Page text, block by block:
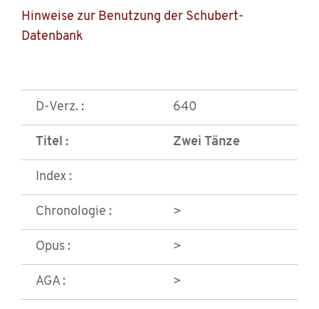
Hinweise zur Benutzung der Schubert-
Datenbank
D-Verz. : 640
Titel : Zwei Tänze
Index :
Chronologie : >
Opus : >
AGA : >